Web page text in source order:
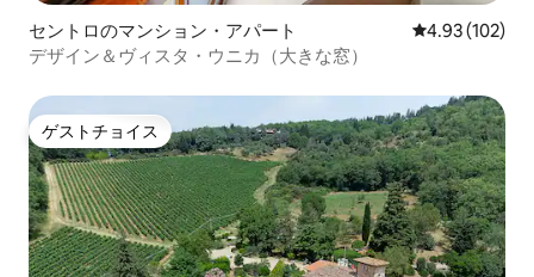
セントロのマンション・アパート レビュー102
4.93 (102)
デザイン＆ヴィスタ・ウニカ（大きな窓）
ゲストチョイス
ゲストチョイス